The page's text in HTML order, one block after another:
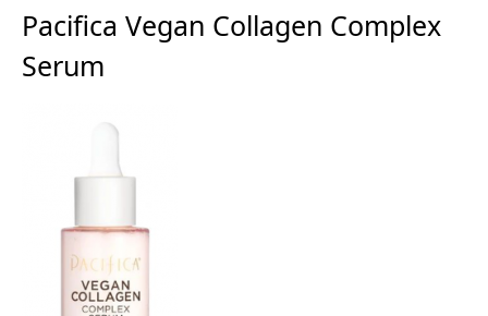
Pacifica Vegan Collagen Complex
Serum